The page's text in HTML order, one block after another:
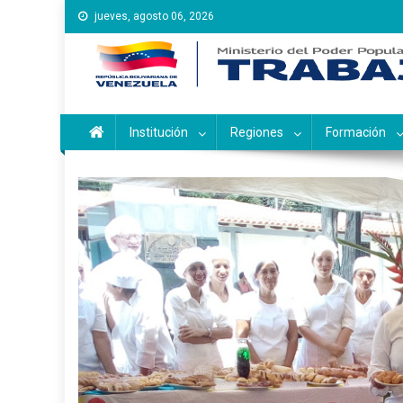
Saltar
al
contenido
jueves, agosto 06, 2026
Instituto Nacional de
Inces
Institución Regiones Formación